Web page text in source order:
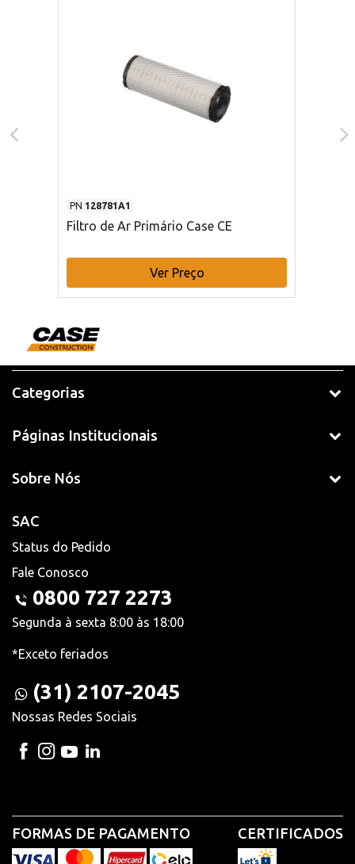
PN 128781A1
Filtro de Ar Primário Case CE
Ver Preço
Categorias
Páginas Institucionais
Sobre Nós
SAC
Status do Pedido
Fale Conosco
0800 727 2273
Segunda à sexta 8:00 às 18:00
*Exceto feriados
(31) 2107-2045
Nossas Redes Sociais
FORMAS DE PAGAMENTO CERTIFICADOS